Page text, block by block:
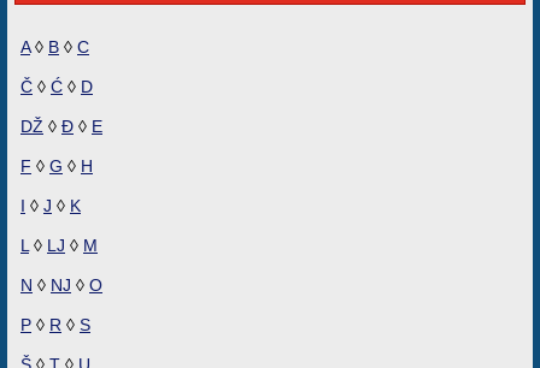
A◊ B ◊ C
Č ◊ Ć ◊ D
DŽ ◊ Đ ◊ E
F ◊ G ◊ H
I ◊ J ◊ K
L ◊ LJ ◊ M
N ◊ NJ ◊ O
P ◊ R ◊ S